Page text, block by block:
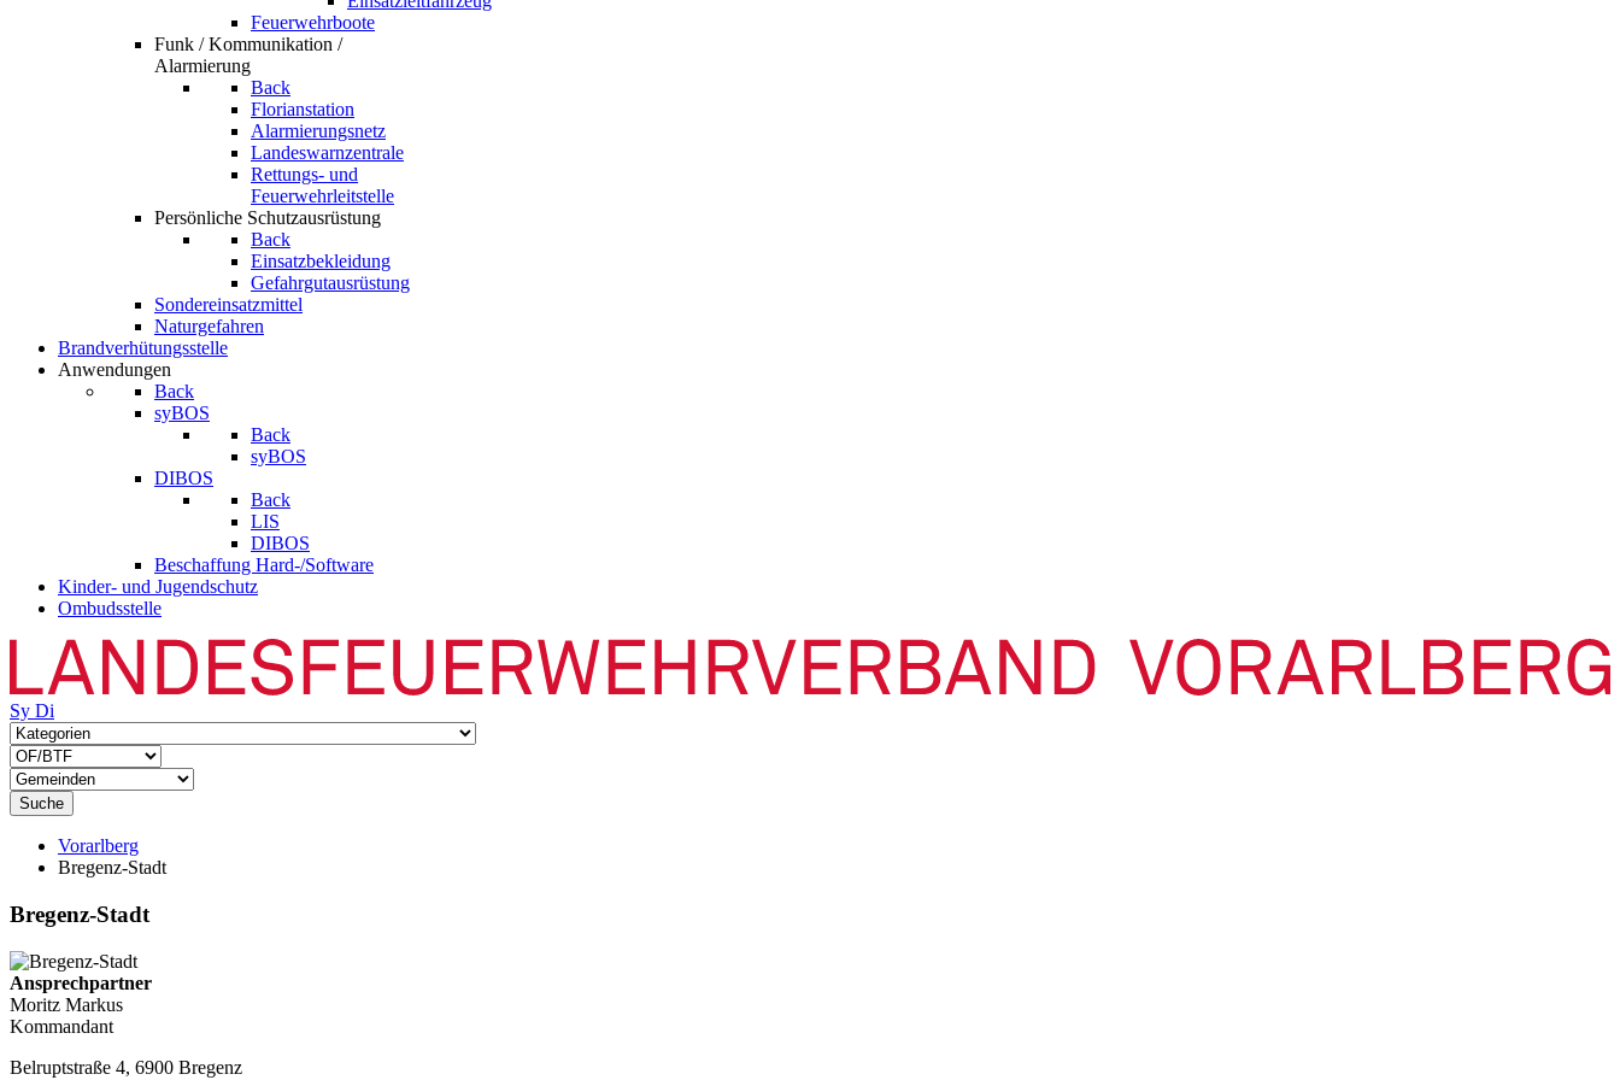
Feuerwehrboote
Funk / Kommunikation /
Alarmierung
Back
Florianstation
Alarmierungsnetz
Landeswarnzentrale
Rettungs- und
Feuerwehrleitstelle
Persönliche Schutzausrüstung
Back
Einsatzbekleidung
Gefahrgutausrüstung
Sondereinsatzmittel
Naturgefahren
Brandverhütungsstelle
Anwendungen
Back
syBOS
Back
syBOS
DIBOS
Back
LIS
DIBOS
Beschaffung Hard-/Software
Kinder- und Jugendschutz
Ombudsstelle
Sy Di
Suche
Vorarlberg
Bregenz-Stadt
Bregenz-Stadt
Ansprechpartner
Moritz Markus
Kommandant
Belruptstraße 4, 6900 Bregenz